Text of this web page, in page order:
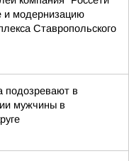
и модернизацию
Ставропольского
подозревают в
мужчины в